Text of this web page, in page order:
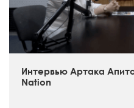
Интервью Артака
Nation